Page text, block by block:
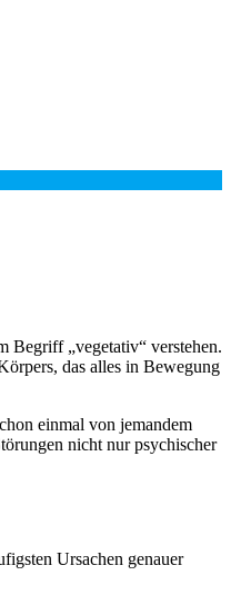
Begriff „vegetativ“ verstehen.
das alles in Bewegung
einmal von jemandem
nicht nur psychischer
Ursachen genauer